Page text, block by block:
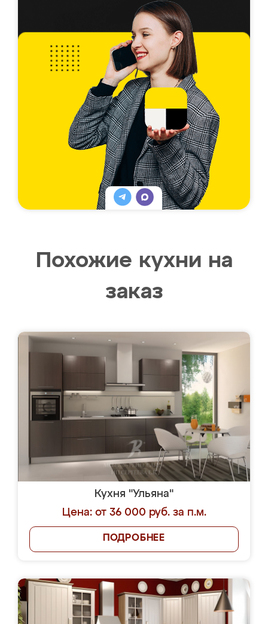
Похожие кухни на
заказ
Кухня "Ульяна"
Цена: от 36 000 руб. за п.м.
ПОДРОБНЕЕ